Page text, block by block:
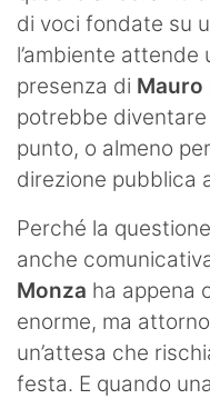
di voci fondate su
l’ambiente attende
presenza di Mauro
potrebbe diventare
punto, o almeno
direzione pubblica
Perché la
anche
Monza ha appena
enorme, ma
un’attesa che
festa. E quando